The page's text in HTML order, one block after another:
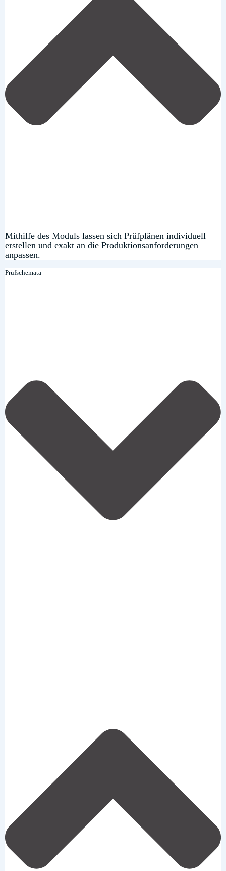
Mithilfe des Moduls lassen sich Prüfplänen individuell
erstellen und exakt an die Produktionsanforderungen
anpassen.
Prüfschemata